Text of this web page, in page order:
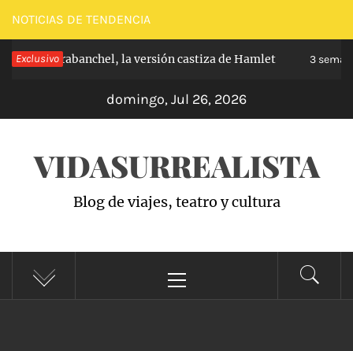
Saltar
al
contenido
NOTICIAS DE TENDENCIA
Exclusivo
de Carabanchel, la versión castiza de Hamlet 3
domingo, Jul 26, 2026
VIDASURREALISTA
Blog de viajes, teatro y cultura
principal